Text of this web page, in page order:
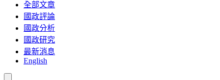
全部文章
國政評論
國政分析
國政研究
最新消息
English